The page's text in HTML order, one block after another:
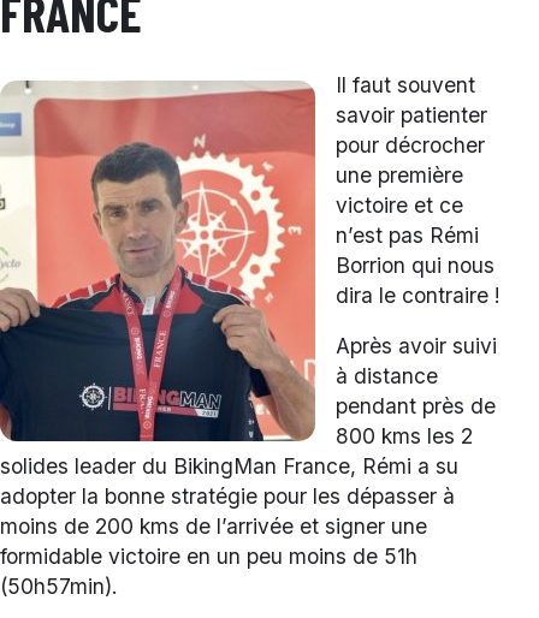
Il faut souvent
savoir patienter
pour décrocher
une première
victoire et ce
n’est pas Rémi
Borrion qui nous
dira le contraire !
Après avoir suivi
à distance
pendant près de
800 kms les 2
solides leader du BikingMan France, Rémi a su
adopter la bonne stratégie pour les dépasser à
moins de 200 kms de l’arrivée et signer une
formidable victoire en un peu moins de 51h
(50h57min).